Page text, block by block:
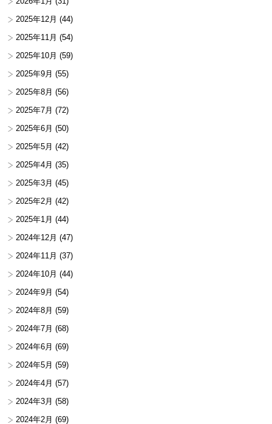
2025年12月 (44)
2025年11月 (54)
2025年10月 (59)
2025年9月 (55)
2025年8月 (56)
2025年7月 (72)
2025年6月 (50)
2025年5月 (42)
2025年4月 (35)
2025年3月 (45)
2025年2月 (42)
2025年1月 (44)
2024年12月 (47)
2024年11月 (37)
2024年10月 (44)
2024年9月 (54)
2024年8月 (59)
2024年7月 (68)
2024年6月 (69)
2024年5月 (59)
2024年4月 (57)
2024年3月 (58)
2024年2月 (69)